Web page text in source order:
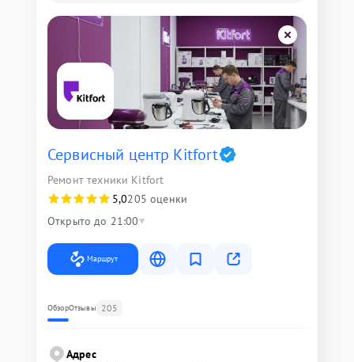
Сервисный центр Kitfort
Ремонт техники Kitfort
5,0205 оценки
Открыто до 21:00
Маршрут
ОбзорОтзывы 205
Адрес